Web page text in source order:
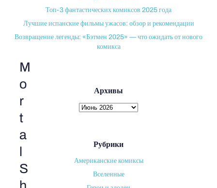
M
o
r
t
a
l
S
Топ-3 фантастических комиксов 2025 года
Лучшие испанские фильмы ужасов: обзор и рекомендации
Возвращение легенды: «Бэтмен 2025» — что ожидать от нового
комикса
Архивы
Архивы
Рубрики
Американские комиксы
Вселенные